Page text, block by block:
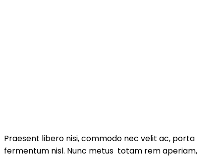
Praesent libero nisi, commodo nec velit ac, porta
fermentum nisl. Nunc metus totam rem aperiam,